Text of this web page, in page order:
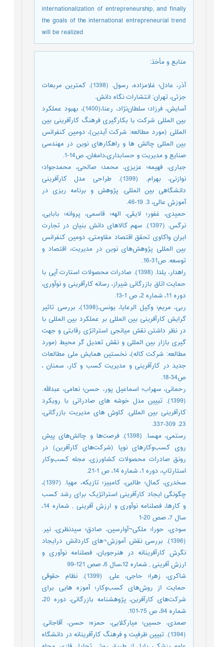
internationalization of entrepreneurship, and finally
the goals of the international entrepreneurial trend
will be realized
منابع و مأخذ:
آذر، عادل؛ غلامزاده، رسول. (1398). کمترین مربعات
جزئی، تهران: انتشارات نگاه دانش.
آسایش، فرزاد؛ سلطان‌نژاد، رعنا،(1400)، بهبود عملکرد
بین المللی شرکت با بکارگیری فرهنگ کارآفرینی بین
المللی (مورد مطالعه: شرکت آیدین)، دومین کنفرانس
بین المللی چالش ها و راهکارهای نوین در مهندسی
صنایع و مدیریت و حسابداری،دامغان، ص14-1.
جباری، فهیمه؛ عزیزی‌، محمد؛ صالحی، محمدجواد؛
نوازنی، بهرام. (1399). طراحی مدل کارآفرینی
دانشگاهی بین المللی. پژوهش و برنامه ریزی در
آموزش عالی، 3. 19-46.
حمیدی، غفور؛ لایقی، الهه؛ قاسمی، پروانه؛ بابایی،
نرگس. (1397). سهم کالاهای دانش بنیان در تجارت
ایران واکاوی تحقق اقتصاد مقاومتی، دومین کنفرانس
بین المللی پژوهش‌های نوین در مدیریت، اقتصاد و
توسعه. ص31-16.
راهدار، یلدا. (1398). صادرات محصولات استارت آپی با
حمایت اتاق بازرگانی شیراز، رسانه کارآفرینی و نوآوری،
دوره 11، شماره 2، ص 1-13.
ربی، مریم؛ وکیل الرعایا، یونس،(1398)، بررسی تاثیر
گرایش کارآفرینی بین المللی بر عملکرد بین المللی با
در نظر داشتن نقش میانجی استراتژی رقابتی و جهت
گیری بازار بین المللی و نقش تعدیل گر محیط (مورد
مطالعه: شرکت کاله)، نخستین همایش ملی مطالعات
جدید در کارآفرینی و مدیریت کسب و کار، سمنان ،
ص34-18.
رحمانی، سهراب؛ اسماعیل پور‌، حسن؛ نعامی، عبدالله.
(1399). تبیین مدل خوشه های صادراتی با رویکرد
کارآفرینی بین المللی. کاوش های مدیریت بازرگانی،
23. 309-337.
رستمی، مهسا. (1398). فرصت‌ها و چالش‌های پیش
روی کسب‌وکارهای نوپا (شرکت‌های کارآفرین) در
رونق صادرات محصولات کشاورزی، مجله کسب‌وکار
استارتاپ، دوره 1، شماره 14، ص 1-21.
سخدری، کمال؛ طالبی، کامبیز؛ تازیکه، مهیا. (1397)،
چگونگی ایجاد کارآفرینی استراتژیک برای رشد کسب
و کارها، فصلنامه نوآوری و ارزش آفرینی , شماره 14،
سال 7، صص 20-1
سودی، حورا؛ ملکی¬آوارسین، صادق؛ سیدنظری، نیر.
(1396). بررسی نقش آموزش¬های کاردانش درایجاد
نگرش کارآفرینانه در هنرجویان، فصلنامه نوآوری و
ارزش آفرینی , شماره 12،سال 6، صص 121-99
شاکری، زهرا؛ حاجی، علی. (1399). نظام حقوقی
حمایت از روش‌های کسب‌وکار؛ آموزه هایی برای
شرکت‌های کارآفرین، پژوهشنامه بازرگانی، دوره 20،
شماره 94، ص 75-101.
صمدی، حسین؛ میارکلایی، حمزه؛ حسن، آقاجانی.
(1394). تبیین ظرفیت و فرهنگ کارآفرینانه در دانشگاه